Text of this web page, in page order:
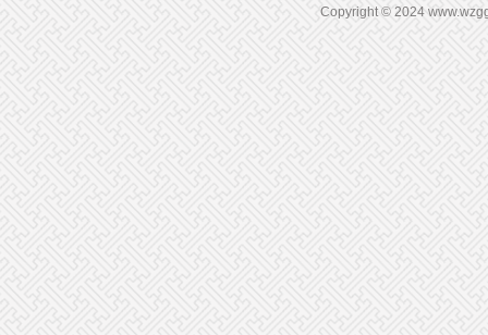
Copyright © 2024